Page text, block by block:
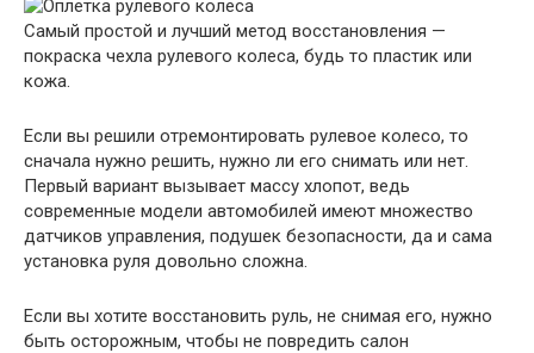
Самый простой и лучший метод восстановления —
покраска чехла рулевого колеса, будь то пластик или
кожа.
Если вы решили отремонтировать рулевое колесо, то
сначала нужно решить, нужно ли его снимать или нет.
Первый вариант вызывает массу хлопот, ведь
современные модели автомобилей имеют множество
датчиков управления, подушек безопасности, да и сама
установка руля довольно сложна.
Если вы хотите восстановить руль, не снимая его, нужно
быть осторожным, чтобы не повредить салон